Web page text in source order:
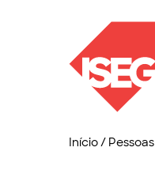
Início/ Pessoas